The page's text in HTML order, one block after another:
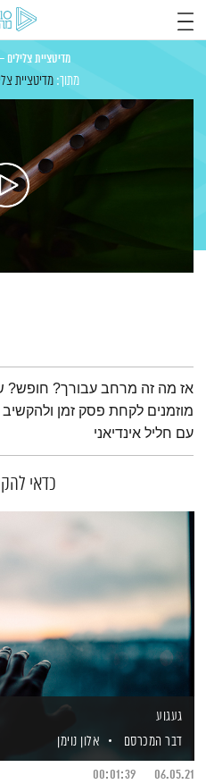
מדיטציית צלילים
מתוך: מדיטציית
תמצית הפודקאסט
אז מה זה מרחב עבורך? חופש?
מוזמנים לקחת פסק זמן
עם חליל אינדיאני
כדאי
געגוע
דבר המכרסם
אלון נוימן
06.05.21
00:01:39